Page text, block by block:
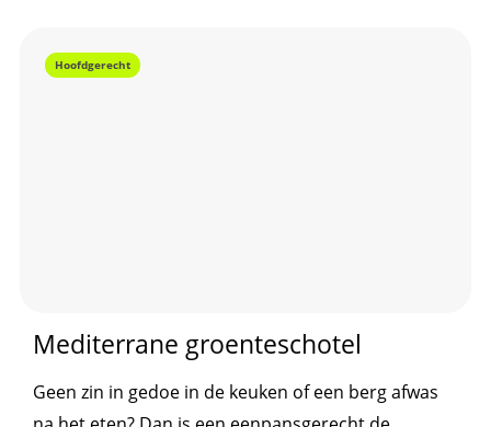
Hoofdgerecht
Mediterrane groenteschotel
Geen zin in gedoe in de keuken of een berg afwas